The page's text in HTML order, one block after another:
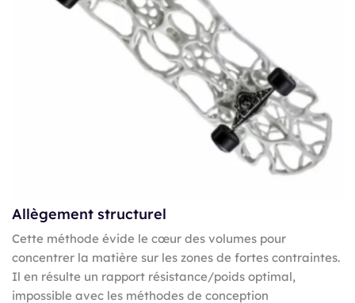
Allègement structurel
Cette méthode évide le cœur des volumes pour
concentrer la matière sur les zones de fortes contraintes.
Il en résulte un rapport résistance/poids optimal,
impossible avec les méthodes de conception